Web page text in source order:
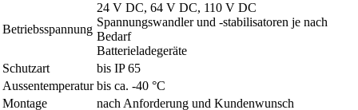
Betriebsspannung
24 V DC, 64 V DC, 110 V DC
Spannungswandler und -stabilisatoren je nach
Bedarf
Batterieladegeräte
Schutzart
bis IP 65
Aussentemperatur bis ca. -40 °C
Montage
nach Anforderung und Kundenwunsch